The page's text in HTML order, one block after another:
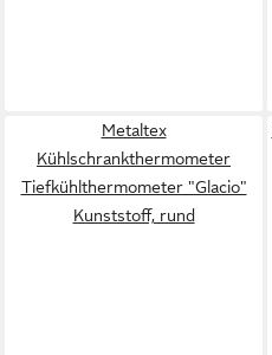
Metaltex
Kühlschrankthermometer
Tiefkühlthermometer "Glacio"
Kunststoff, rund